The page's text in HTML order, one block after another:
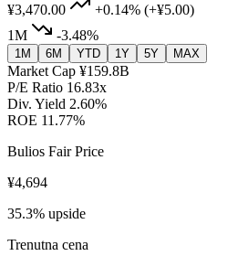
¥3,470.00 +0.14% (+¥5.00)
1M
-3.48%
1M 6M YTD 1Y 5Y MAX
Market Cap ¥159.8B
P/E Ratio 16.83x
Div. Yield 2.60%
ROE 11.77%
Bulios Fair Price
¥4,694
35.3% upside
Trenutna cena